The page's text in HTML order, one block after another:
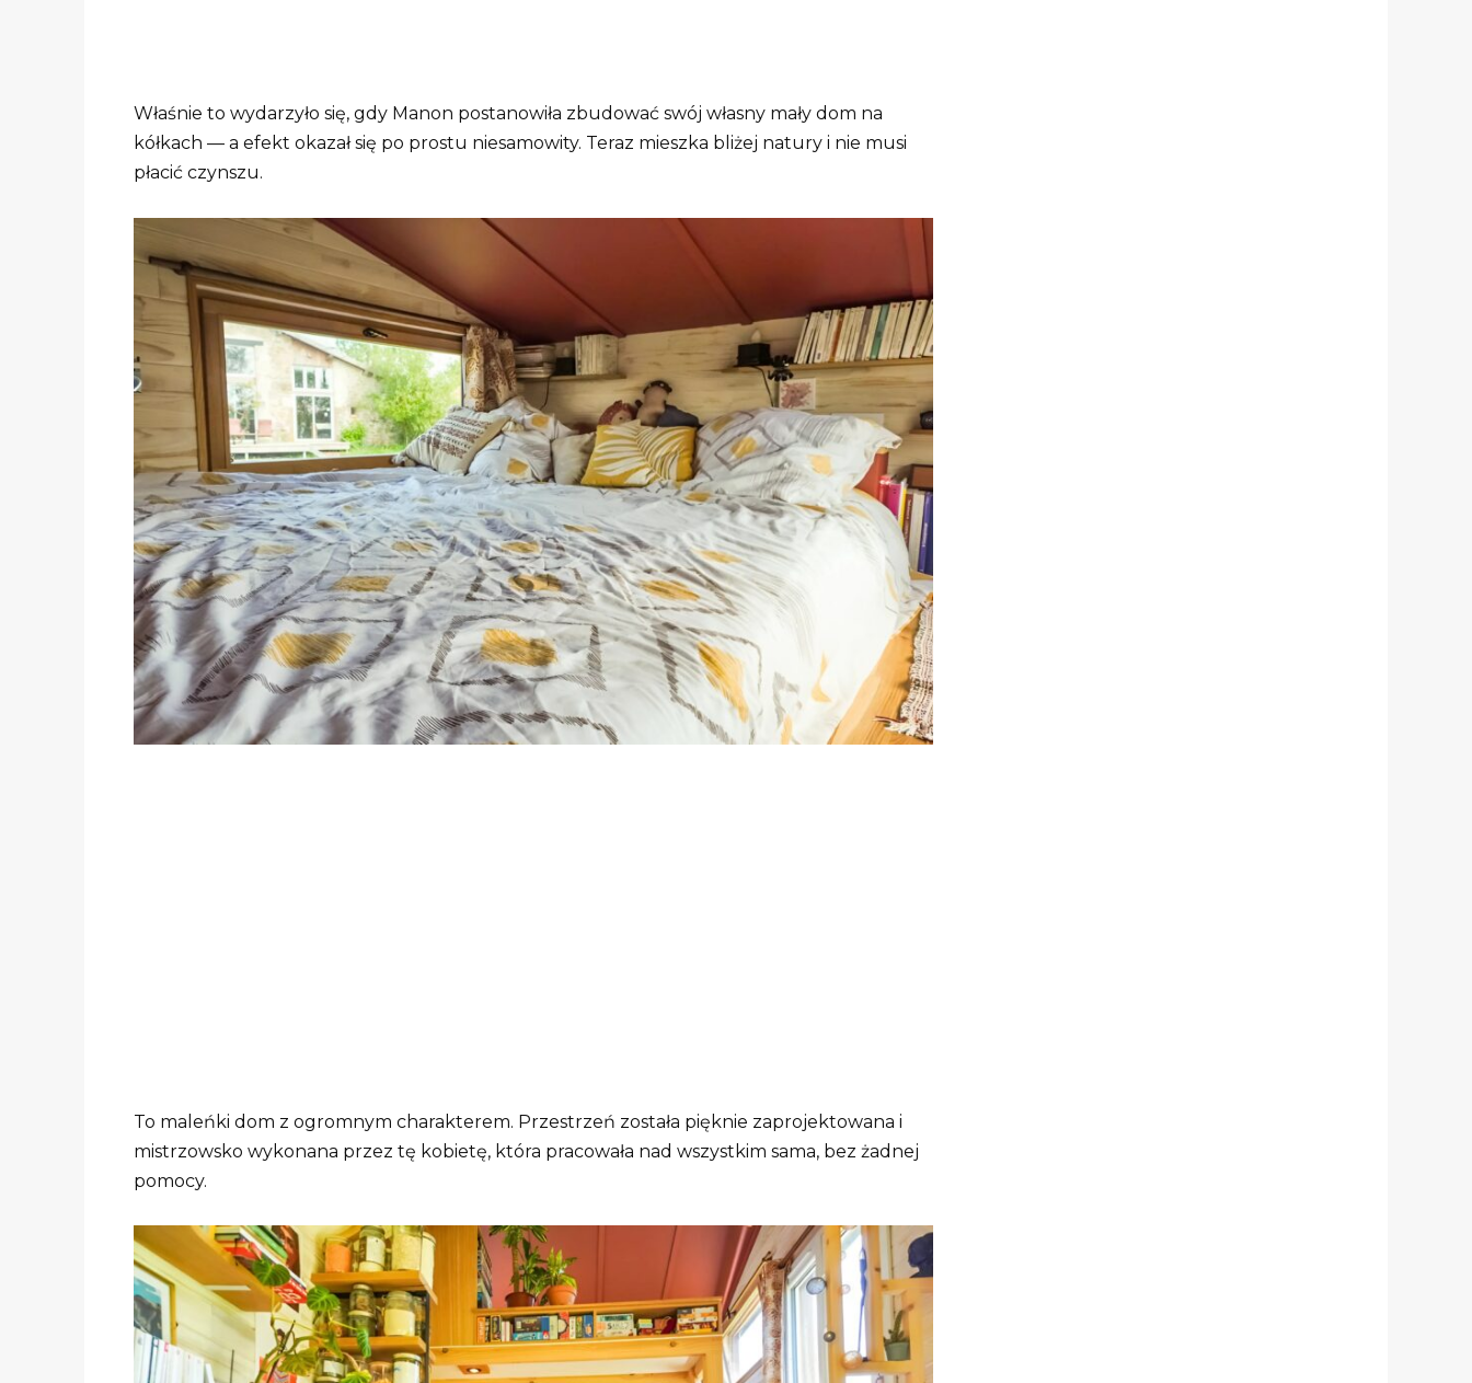
Właśnie to wydarzyło się, gdy Manon postanowiła zbudować swój własny mały dom na
kółkach — a efekt okazał się po prostu niesamowity. Teraz mieszka bliżej natury i nie musi
płacić czynszu.
To maleńki dom z ogromnym charakterem. Przestrzeń została pięknie zaprojektowana i
mistrzowsko wykonana przez tę kobietę, która pracowała nad wszystkim sama, bez żadnej
pomocy.